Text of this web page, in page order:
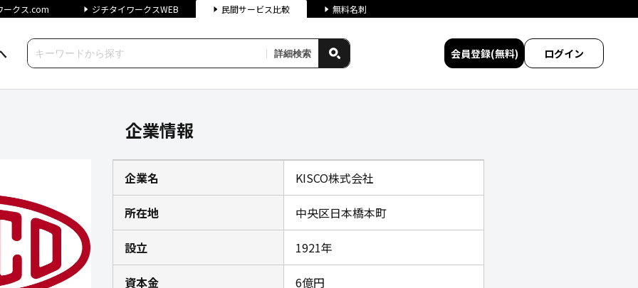
ークス.com ジチタイワークスWEB 民間サービス比較 無料名刺
詳細検索 会員登録(無料) ログイン
企業情報
企業名 KISCO株式会社
所在地 中央区日本橋本町
設立 1921年
資本金 6億円